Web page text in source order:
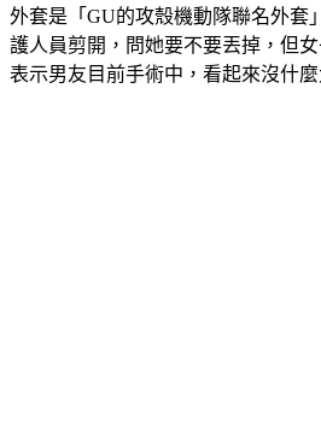
外套是「GU的攻殼機動隊聯名外套
護人員剪開，問她要不要丟掉，但
表示男友目前手術中，看起來沒什